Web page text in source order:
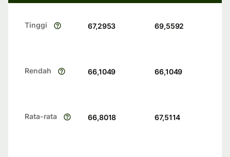
Tinggi 67,2953 69,5592
Rendah 66,1049 66,1049
Rata-rata 66,8018 67,5114